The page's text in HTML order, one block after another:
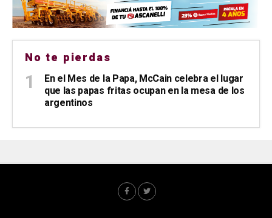
No te pierdas
En el Mes de la Papa, McCain celebra el lugar
que las papas fritas ocupan en la mesa de los
argentinos